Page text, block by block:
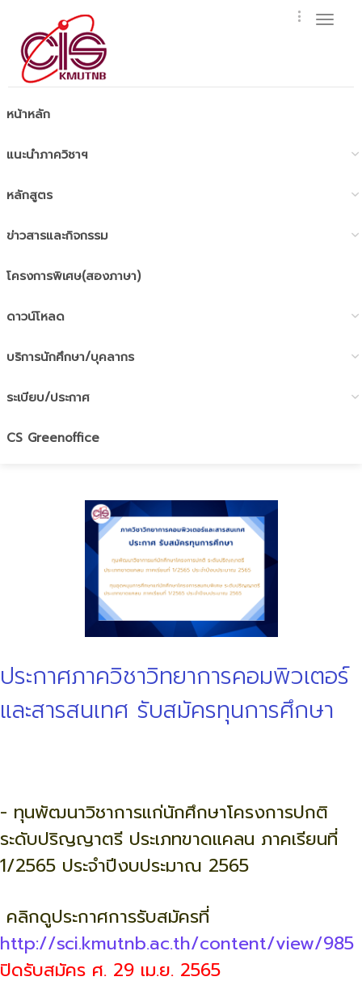
หน้าหลัก
แนะนำภาควิชาฯ
หลักสูตร
ข่าวสารและกิจกรรม
โครงการพิเศษ(สองภาษา)
ดาวน์โหลด
บริการนักศึกษา/บุคลากร
ระเบียบ/ประกาศ
CS Greenoffice
ประกาศภาควิชาวิทยาการคอมพิวเตอร์
และสารสนเทศ รับสมัครทุนการศึกษา
- ทุนพัฒนาวิชาการแก่นักศึกษาโครงการปกติ
ระดับปริญญาตรี ประเภทขาดแคลน ภาคเรียนที่
1/2565 ประจำปีงบประมาณ 2565
คลิกดูประกาศการรับสมัครที่
http://sci.kmutnb.ac.th/content/view/985
ปิดรับสมัคร ศ. 29 เม.ย. 2565